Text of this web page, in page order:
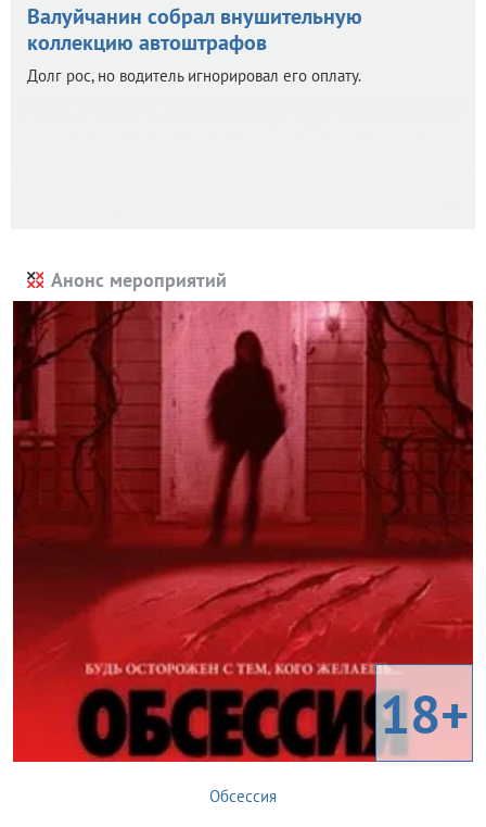
Валуйчанин собрал внушительную
коллекцию автоштрафов
Долг рос, но водитель игнорировал его оплату.
Анонс мероприятий
18+
Обсессия